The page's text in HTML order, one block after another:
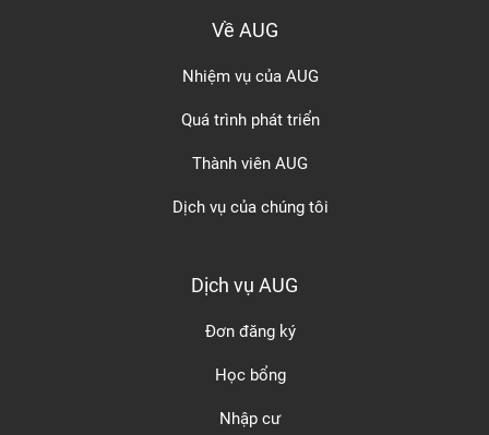
Về AUG
Nhiệm vụ của AUG
Quá trình phát triển
Thành viên AUG
Dịch vụ của chúng tôi
Dịch vụ AUG
Đơn đăng ký
Học bổng
Nhập cư